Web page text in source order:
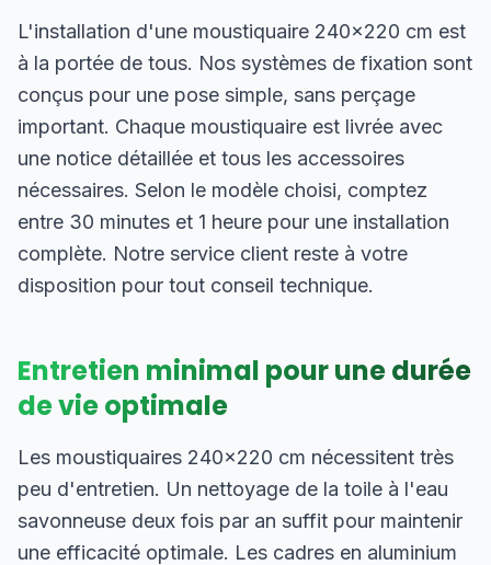
L'installation d'une moustiquaire 240×220 cm est
à la portée de tous. Nos systèmes de fixation sont
conçus pour une pose simple, sans perçage
important. Chaque moustiquaire est livrée avec
une notice détaillée et tous les accessoires
nécessaires. Selon le modèle choisi, comptez
entre 30 minutes et 1 heure pour une installation
complète. Notre service client reste à votre
disposition pour tout conseil technique.
Entretien minimal pour une durée
de vie optimale
Les moustiquaires 240×220 cm nécessitent très
peu d'entretien. Un nettoyage de la toile à l'eau
savonneuse deux fois par an suffit pour maintenir
une efficacité optimale. Les cadres en aluminium